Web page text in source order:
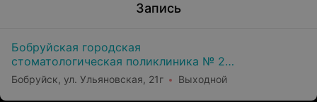
Запись
Бобруйская городская
стоматологическая поликлиника № 2
(Филиал Уз Бгсп №1)
Бобруйск, ул. Ульяновская, 21г Выходной